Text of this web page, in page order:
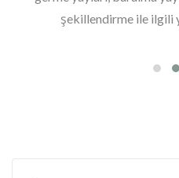
şekillendirme ile ilgili